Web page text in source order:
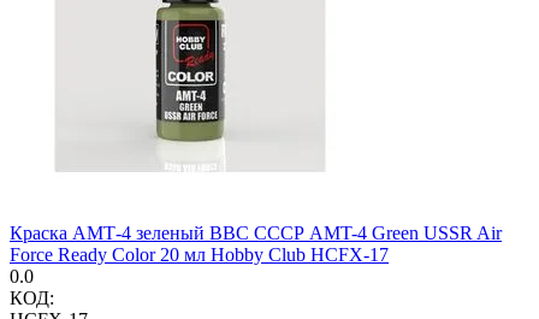
Краска АМТ-4 зеленый ВВС СССР AMT-4 Green USSR Air
Force Ready Color 20 мл Hobby Club HCFX-17
0.0
КОД: